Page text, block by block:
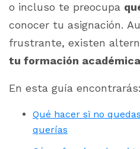
o incluso te preocupa
conocer tu asignación.
frustrante, existen
tu formación académica
En esta guía encontrarás:
Qué hacer si no
querías